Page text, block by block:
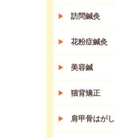
訪問鍼灸
花粉症鍼灸
美容鍼
猫背矯正
肩甲骨はがし